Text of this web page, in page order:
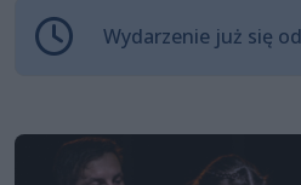
Wydarzenie już się